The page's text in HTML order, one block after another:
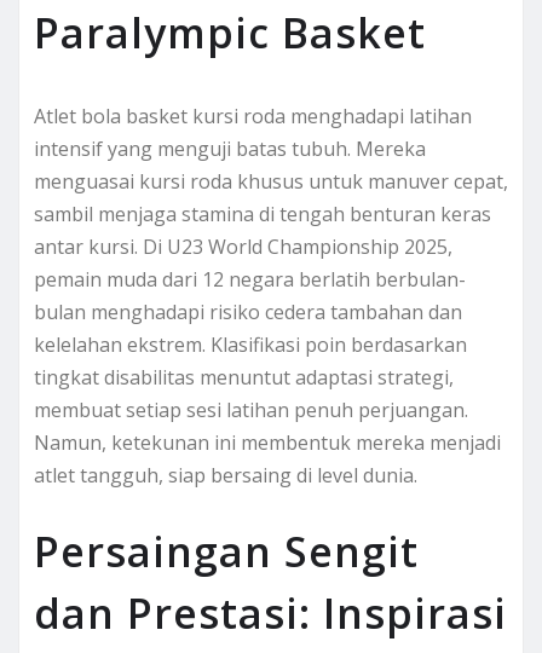
Paralympic Basket
Atlet bola basket kursi roda menghadapi latihan
intensif yang menguji batas tubuh. Mereka
menguasai kursi roda khusus untuk manuver cepat,
sambil menjaga stamina di tengah benturan keras
antar kursi. Di U23 World Championship 2025,
pemain muda dari 12 negara berlatih berbulan-
bulan menghadapi risiko cedera tambahan dan
kelelahan ekstrem. Klasifikasi poin berdasarkan
tingkat disabilitas menuntut adaptasi strategi,
membuat setiap sesi latihan penuh perjuangan.
Namun, ketekunan ini membentuk mereka menjadi
atlet tangguh, siap bersaing di level dunia.
Persaingan Sengit
dan Prestasi: Inspirasi